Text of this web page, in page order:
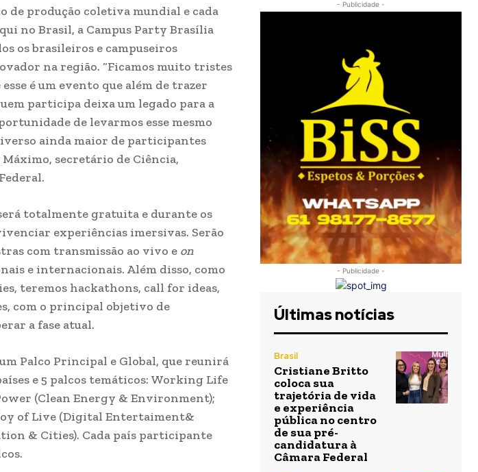
de produção coletiva mundial e cada
no Brasil, a Campus Party Brasília
os brasileiros e campuseiros
na região. “Ficamos muito tristes
é um evento que além de trazer
participa deixa um legado para a
de levarmos esse mesmo
ainda maior de participantes
secretário de Ciência,
totalmente gratuita e durante os
experiências imersivas. Serão
com transmissão ao vivo e on
e internacionais. Além disso, como
teremos hackathons, call for ideas,
com o principal objetivo de
a fase atual.
Palco Principal e Global, que reunirá
e 5 palcos temáticos: Working Life
(Clean Energy & Environment);
of Live (Digital Entertaiment&
& Cities). Cada país participante
- Publicidade -
- Publicidade -
Últimas notícias
Brasil
Cristiane Britto
coloca sua
trajetória de vida
e experiência
pública no centro
de sua pré-
candidatura à
Câmara Federal